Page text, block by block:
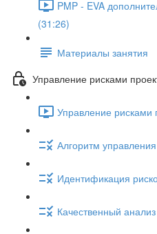
PMP - EVA
(31:26)
Материалы занятия
Управление рисками
Управление рисками
Алгоритм
Идентификация
Качественный